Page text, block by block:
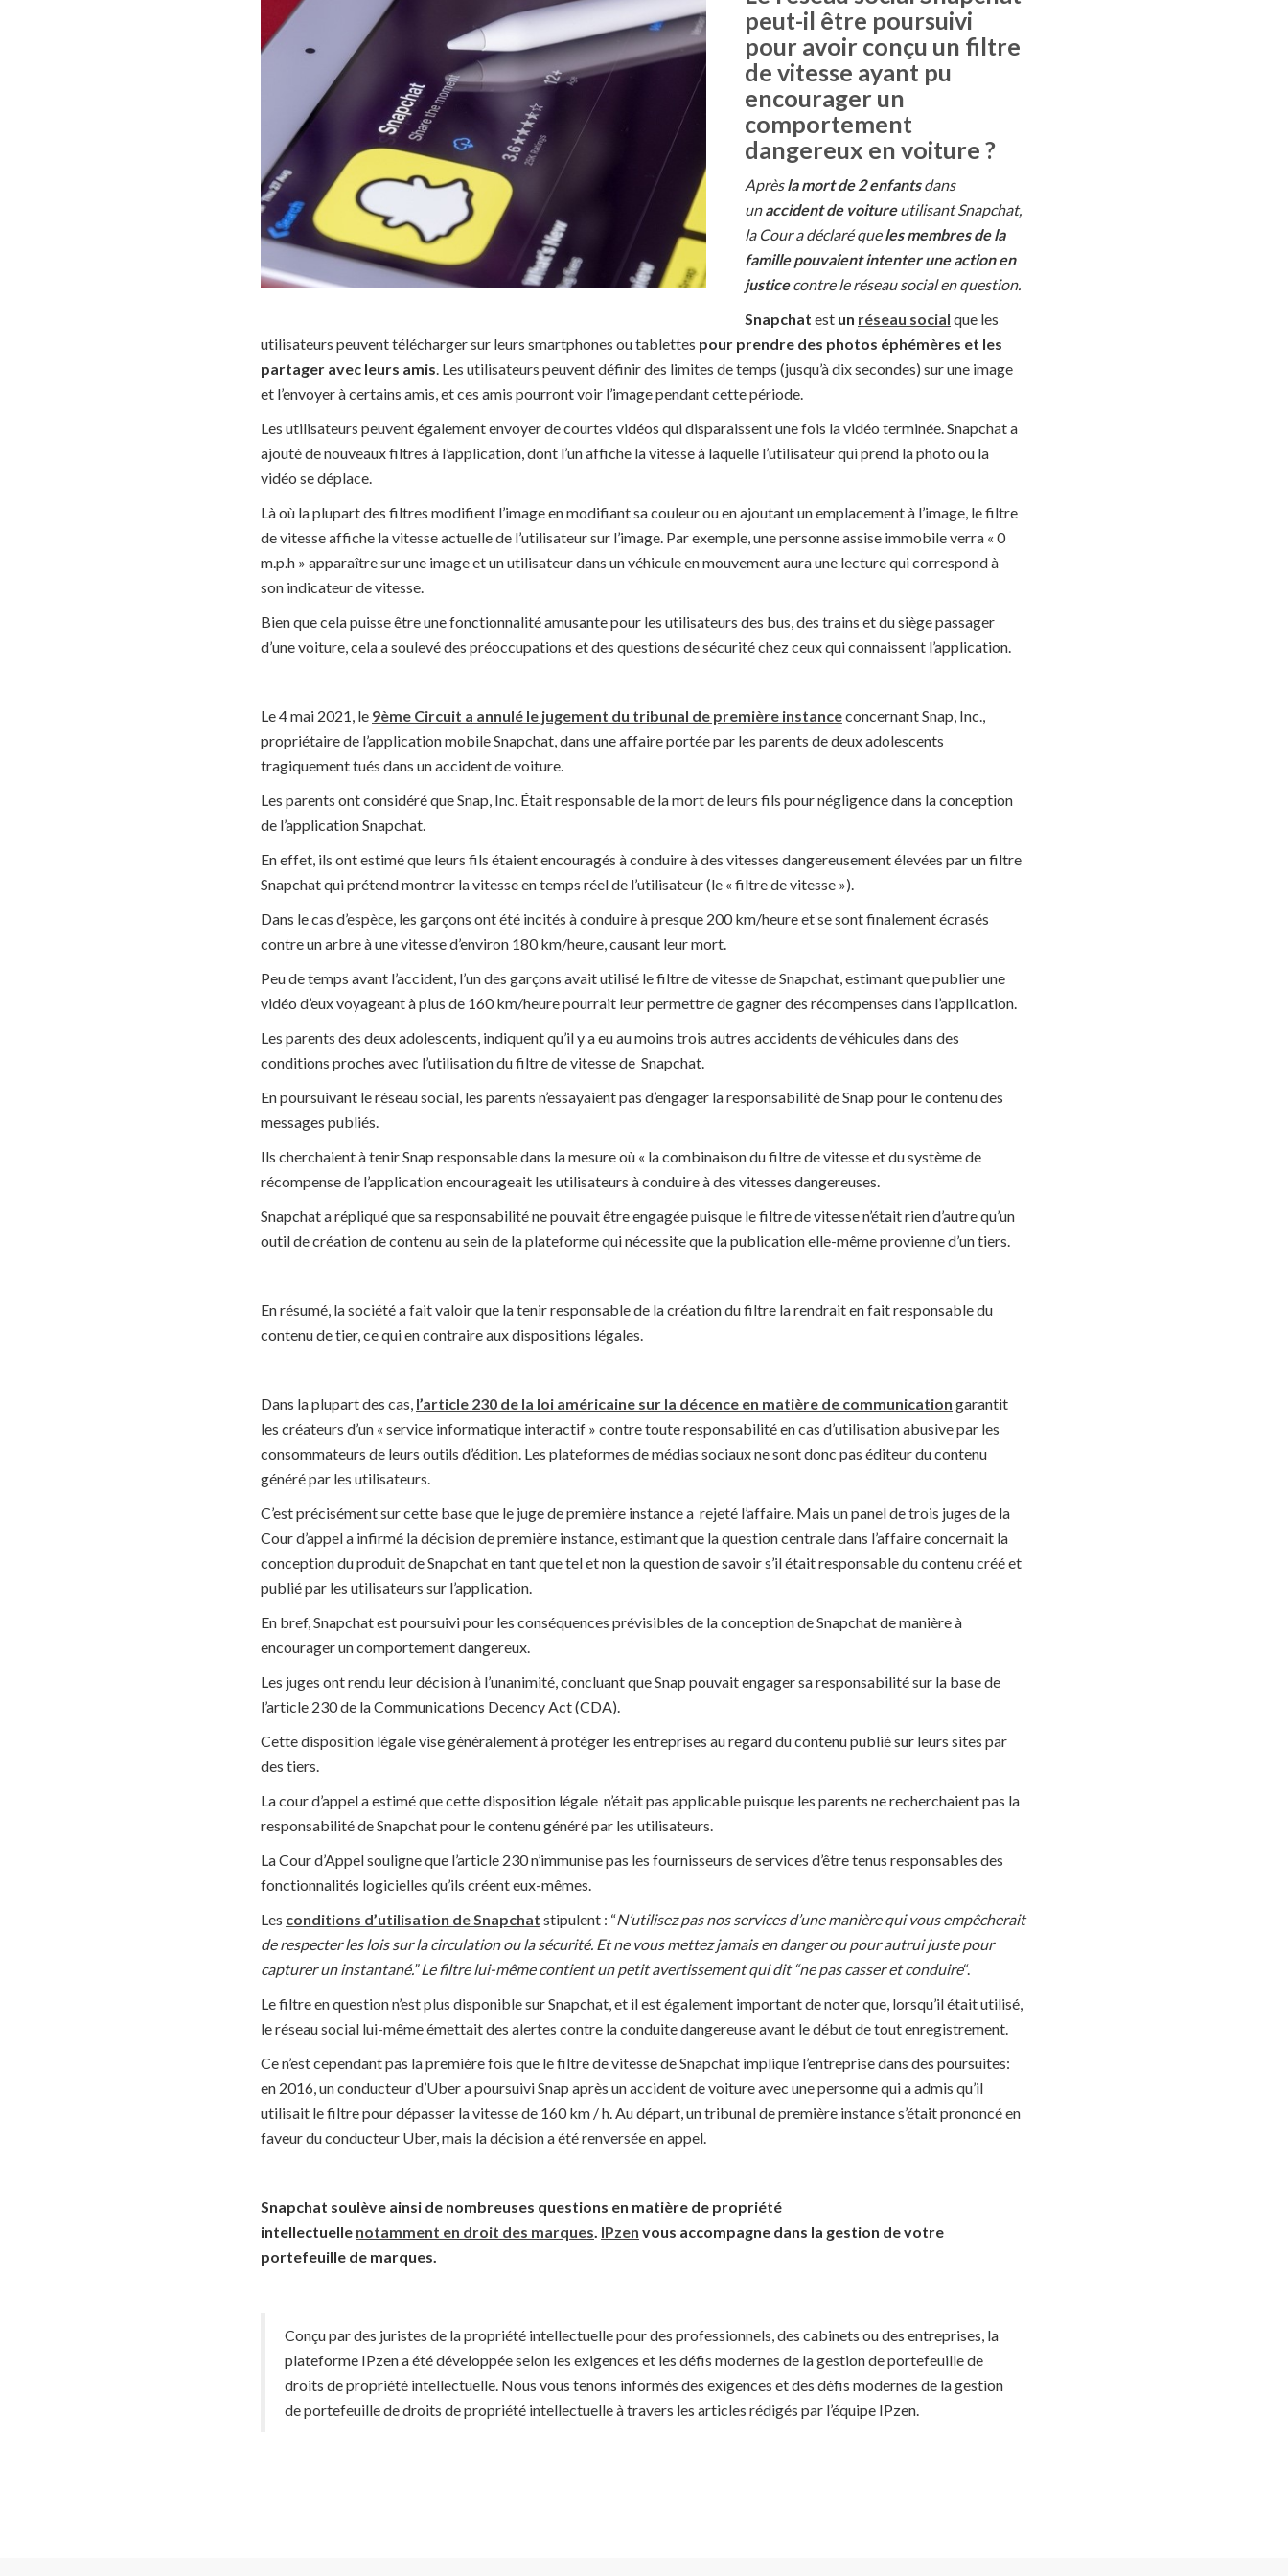
peut-il être poursuivi
pour avoir conçu un filtre
de vitesse ayant pu
encourager un
comportement
dangereux en voiture ?
Aprèsla mort de 2 enfantsdans
unaccident de voitureutilisant Snapchat,
la Cour a déclaré queles membres de la
famille pouvaient intenter une action en
justicecontre le réseau social en question.
Snapchat est un réseau social que les
utilisateurs peuvent télécharger sur leurs smartphones ou tablettes pour prendre des photos éphémères et les
partager avec leurs amis. Les utilisateurs peuvent définir des limites de temps (jusqu’à dix secondes) sur une image
et l’envoyer à certains amis, et ces amis pourront voir l’image pendant cette période.
Les utilisateurs peuvent également envoyer de courtes vidéos qui disparaissent une fois la vidéo terminée. Snapchat a
ajouté de nouveaux filtres à l’application, dont l’un affiche la vitesse à laquelle l’utilisateur qui prend la photo ou la
vidéo se déplace.
Là où la plupart des filtres modifient l’image en modifiant sa couleur ou en ajoutant un emplacement à l’image, le filtre
de vitesse affiche la vitesse actuelle de l’utilisateur sur l’image. Par exemple, une personne assise immobile verra « 0
m.p.h » apparaître sur une image et un utilisateur dans un véhicule en mouvement aura une lecture qui correspond à
son indicateur de vitesse.
Bien que cela puisse être une fonctionnalité amusante pour les utilisateurs des bus, des trains et du siège passager
d’une voiture, cela a soulevé des préoccupations et des questions de sécurité chez ceux qui connaissent l’application.
Le 4 mai 2021, le 9ème Circuit a annulé le jugement du tribunal de première instanceconcernant Snap, Inc.,
propriétaire de l’application mobile Snapchat, dans une affaire portée par les parents de deux adolescents
tragiquement tués dans un accident de voiture.
Les parents ont considéré que Snap, Inc. Était responsable de la mort de leurs fils pour négligence dans la conception
de l’application Snapchat.
En effet, ils ont estimé que leurs fils étaient encouragés à conduire à des vitesses dangereusement élevées par un filtre
Snapchat qui prétend montrer la vitesse en temps réel de l’utilisateur (le « filtre de vitesse »).
Dans le cas d’espèce, les garçons ont été incités à conduire à presque 200 km/heure et se sont finalement écrasés
contre un arbre à une vitesse d’environ 180 km/heure, causant leur mort.
Peu de temps avant l’accident, l’un des garçons avait utilisé le filtre de vitesse de Snapchat, estimant que publier une
vidéo d’eux voyageant à plus de 160 km/heure pourrait leur permettre de gagner des récompenses dans l’application.
Les parents des deux adolescents, indiquent qu’il y a eu au moins trois autres accidents de véhicules dans des
conditions proches avec l’utilisation du filtre de vitesse de Snapchat.
En poursuivant le réseau social, les parents n’essayaient pas d’engager la responsabilité de Snap pour le contenu des
messages publiés.
Ils cherchaient à tenir Snap responsable dans la mesure où « la combinaison du filtre de vitesse et du système de
récompense de l’application encourageait les utilisateurs à conduire à des vitesses dangereuses.
Snapchat a répliqué que sa responsabilité ne pouvait être engagée puisque le filtre de vitesse n’était rien d’autre qu’un
outil de création de contenu au sein de la plateforme qui nécessite que la publication elle-même provienne d’un tiers.
En résumé, la société a fait valoir que la tenir responsable de la création du filtre la rendrait en fait responsable du
contenu de tier, ce qui en contraire aux dispositions légales.
Dans la plupart des cas, l’article 230 de la loi américaine sur la décence en matière de communication garantit
les créateurs d’un « service informatique interactif » contre toute responsabilité en cas d’utilisation abusive par les
consommateurs de leurs outils d’édition. Les plateformes de médias sociaux ne sont donc pas éditeur du contenu
généré par les utilisateurs.
C’est précisément sur cette base que le juge de première instance a rejeté l’affaire. Mais un panel de trois juges de la
Cour d’appel a infirmé la décision de première instance, estimant que la question centrale dans l’affaire concernait la
conception du produit de Snapchat en tant que tel et non la question de savoir s’il était responsable du contenu créé et
publié par les utilisateurs sur l’application.
En bref, Snapchat est poursuivi pour les conséquences prévisibles de la conception de Snapchat de manière à
encourager un comportement dangereux.
Les juges ont rendu leur décision à l’unanimité, concluant que Snap pouvait engager sa responsabilité sur la base de
l’article 230 de la Communications Decency Act (CDA).
Cette disposition légale vise généralement à protéger les entreprises au regard du contenu publié sur leurs sites par
des tiers.
La cour d’appel a estimé que cette disposition légale n’était pas applicable puisque les parents ne recherchaient pas la
responsabilité de Snapchat pour le contenu généré par les utilisateurs.
La Cour d’Appel souligne que l’article 230 n’immunise pas les fournisseurs de services d’être tenus responsables des
fonctionnalités logicielles qu’ils créent eux-mêmes.
Les conditions d’utilisation de Snapchat stipulent : “N’utilisez pas nos services d’une manière qui vous empêcherait
de respecter les lois sur la circulation ou la sécurité. Et ne vous mettez jamais en danger ou pour autrui juste pour
capturer un instantané.” Le filtre lui-même contient un petit avertissement qui dit “ne pas casser et conduire“.
Le filtre en question n’est plus disponible sur Snapchat, et il est également important de noter que, lorsqu’il était utilisé,
le réseau social lui-même émettait des alertes contre la conduite dangereuse avant le début de tout enregistrement.
Ce n’est cependant pas la première fois que le filtre de vitesse de Snapchat implique l’entreprise dans des poursuites:
en 2016, un conducteur d’Uber a poursuivi Snap après un accident de voiture avec une personne qui a admis qu’il
utilisait le filtre pour dépasser la vitesse de 160 km / h. Au départ, un tribunal de première instance s’était prononcé en
faveur du conducteur Uber, mais la décision a été renversée en appel.
Snapchat soulève ainsi de nombreuses questions en matière de propriété
intellectuelle notamment en droit des marques. IPzen vous accompagne dans la gestion de votre
portefeuille de marques.
Conçu par des juristes de la propriété intellectuelle pour des professionnels, des cabinets ou des entreprises, la
plateforme IPzen a été développée selon les exigences et les défis modernes de la gestion de portefeuille de
droits de propriété intellectuelle. Nous vous tenons informés des exigences et des défis modernes de la gestion
de portefeuille de droits de propriété intellectuelle à travers les articles rédigés par l’équipe IPzen.